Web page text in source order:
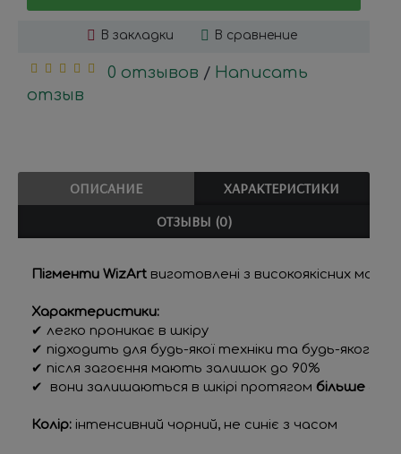
В закладки В сравнение
0 отзывов / Написать
отзыв
ОПИСАНИЕ
ХАРАКТЕРИСТИКИ
ОТЗЫВЫ (0)
Пігменти WizArt виготовлені з високоякісних
Характеристики:
✔ легко проникає в шкіру
✔ підходить для будь-якої техніки та будь-якого
✔ після загоєння мають залишок до 90%
✔  вони залишаються в шкірі протягом більше 5
Колір: інтенсивний чорний, не синіє з часом